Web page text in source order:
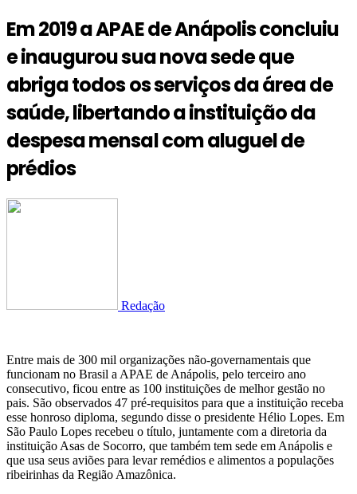
Em 2019 a APAE de Anápolis concluiu
e inaugurou sua nova sede que
abriga todos os serviços da área de
saúde, libertando a instituição da
despesa mensal com aluguel de
prédios
Redação
Entre mais de 300 mil organizações não-governamentais que
funcionam no Brasil a APAE de Anápolis, pelo terceiro ano
consecutivo, ficou entre as 100 instituições de melhor gestão no
pais. São observados 47 pré-requisitos para que a instituição receba
esse honroso diploma, segundo disse o presidente Hélio Lopes. Em
São Paulo Lopes recebeu o título, juntamente com a diretoria da
instituição Asas de Socorro, que também tem sede em Anápolis e
que usa seus aviões para levar remédios e alimentos a populações
ribeirinhas da Região Amazônica.